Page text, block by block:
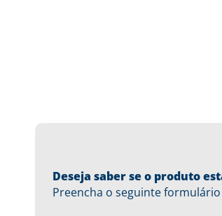
Deseja saber se o produto
Preencha o seguinte